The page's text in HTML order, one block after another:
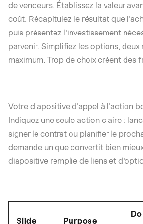
de vendeurs. Établissez la valeur
coût. Récapitulez le résultat que
puis présentez l'investissement
parvenir. Simplifiez les options, deux
maximum. Trop de choix créent des
Votre diapositive d'appel à l'action
Indiquez une seule action claire :
signer le contrat ou planifier le
demande unique convertit bien
diapositive remplie de liens et
Slide Purpose